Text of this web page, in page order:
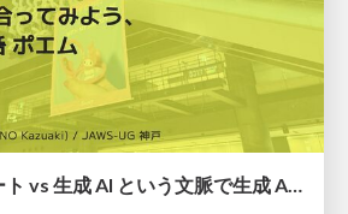
テクニカルサポート vs 生成 AI という文脈で生成 AI に向き合ってみよう、と思っているポエム